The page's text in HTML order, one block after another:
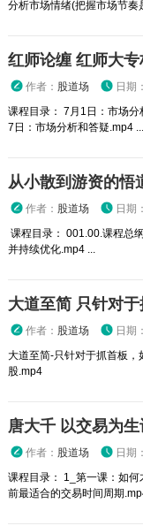
分析市场情绪(把握市场节
红师论缠 红师大
作者： 股道场 日期
课程目录： 7月1日：市场
7日：市场分析和答疑.mp4 ...
从小散到游资的悟
作者： 股道场 日期
课程目录： 001.00.课程总
并持续优化.mp4 ...
大道至简 只针对
作者： 股道场 日期
大道至简-只针对于抓首板
股.mp4
唐大千 以交易为
作者： 股道场 日期
课程目录： 1_第一课：如
前最适合的交易时间周期